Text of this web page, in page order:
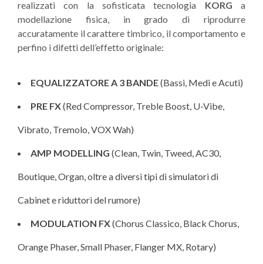
realizzati con la sofisticata tecnologia KORGa
modellazione fisica, in grado di riprodurre
accuratamente il carattere timbrico, il comportamento e
perfino i difetti dell’effetto originale:
EQUALIZZATORE A 3 BANDE(Bassi, Medi e Acuti)
PRE FX(Red Compressor, Treble Boost, U-Vibe,
Vibrato, Tremolo, VOX Wah)
AMP MODELLING (Clean, Twin, Tweed, AC30,
Boutique, Organ, oltre a diversi tipi di simulatori di
Cabinet e riduttori del rumore)
MODULATION FX(Chorus Classico, Black Chorus,
Orange Phaser, Small Phaser, Flanger MX, Rotary)